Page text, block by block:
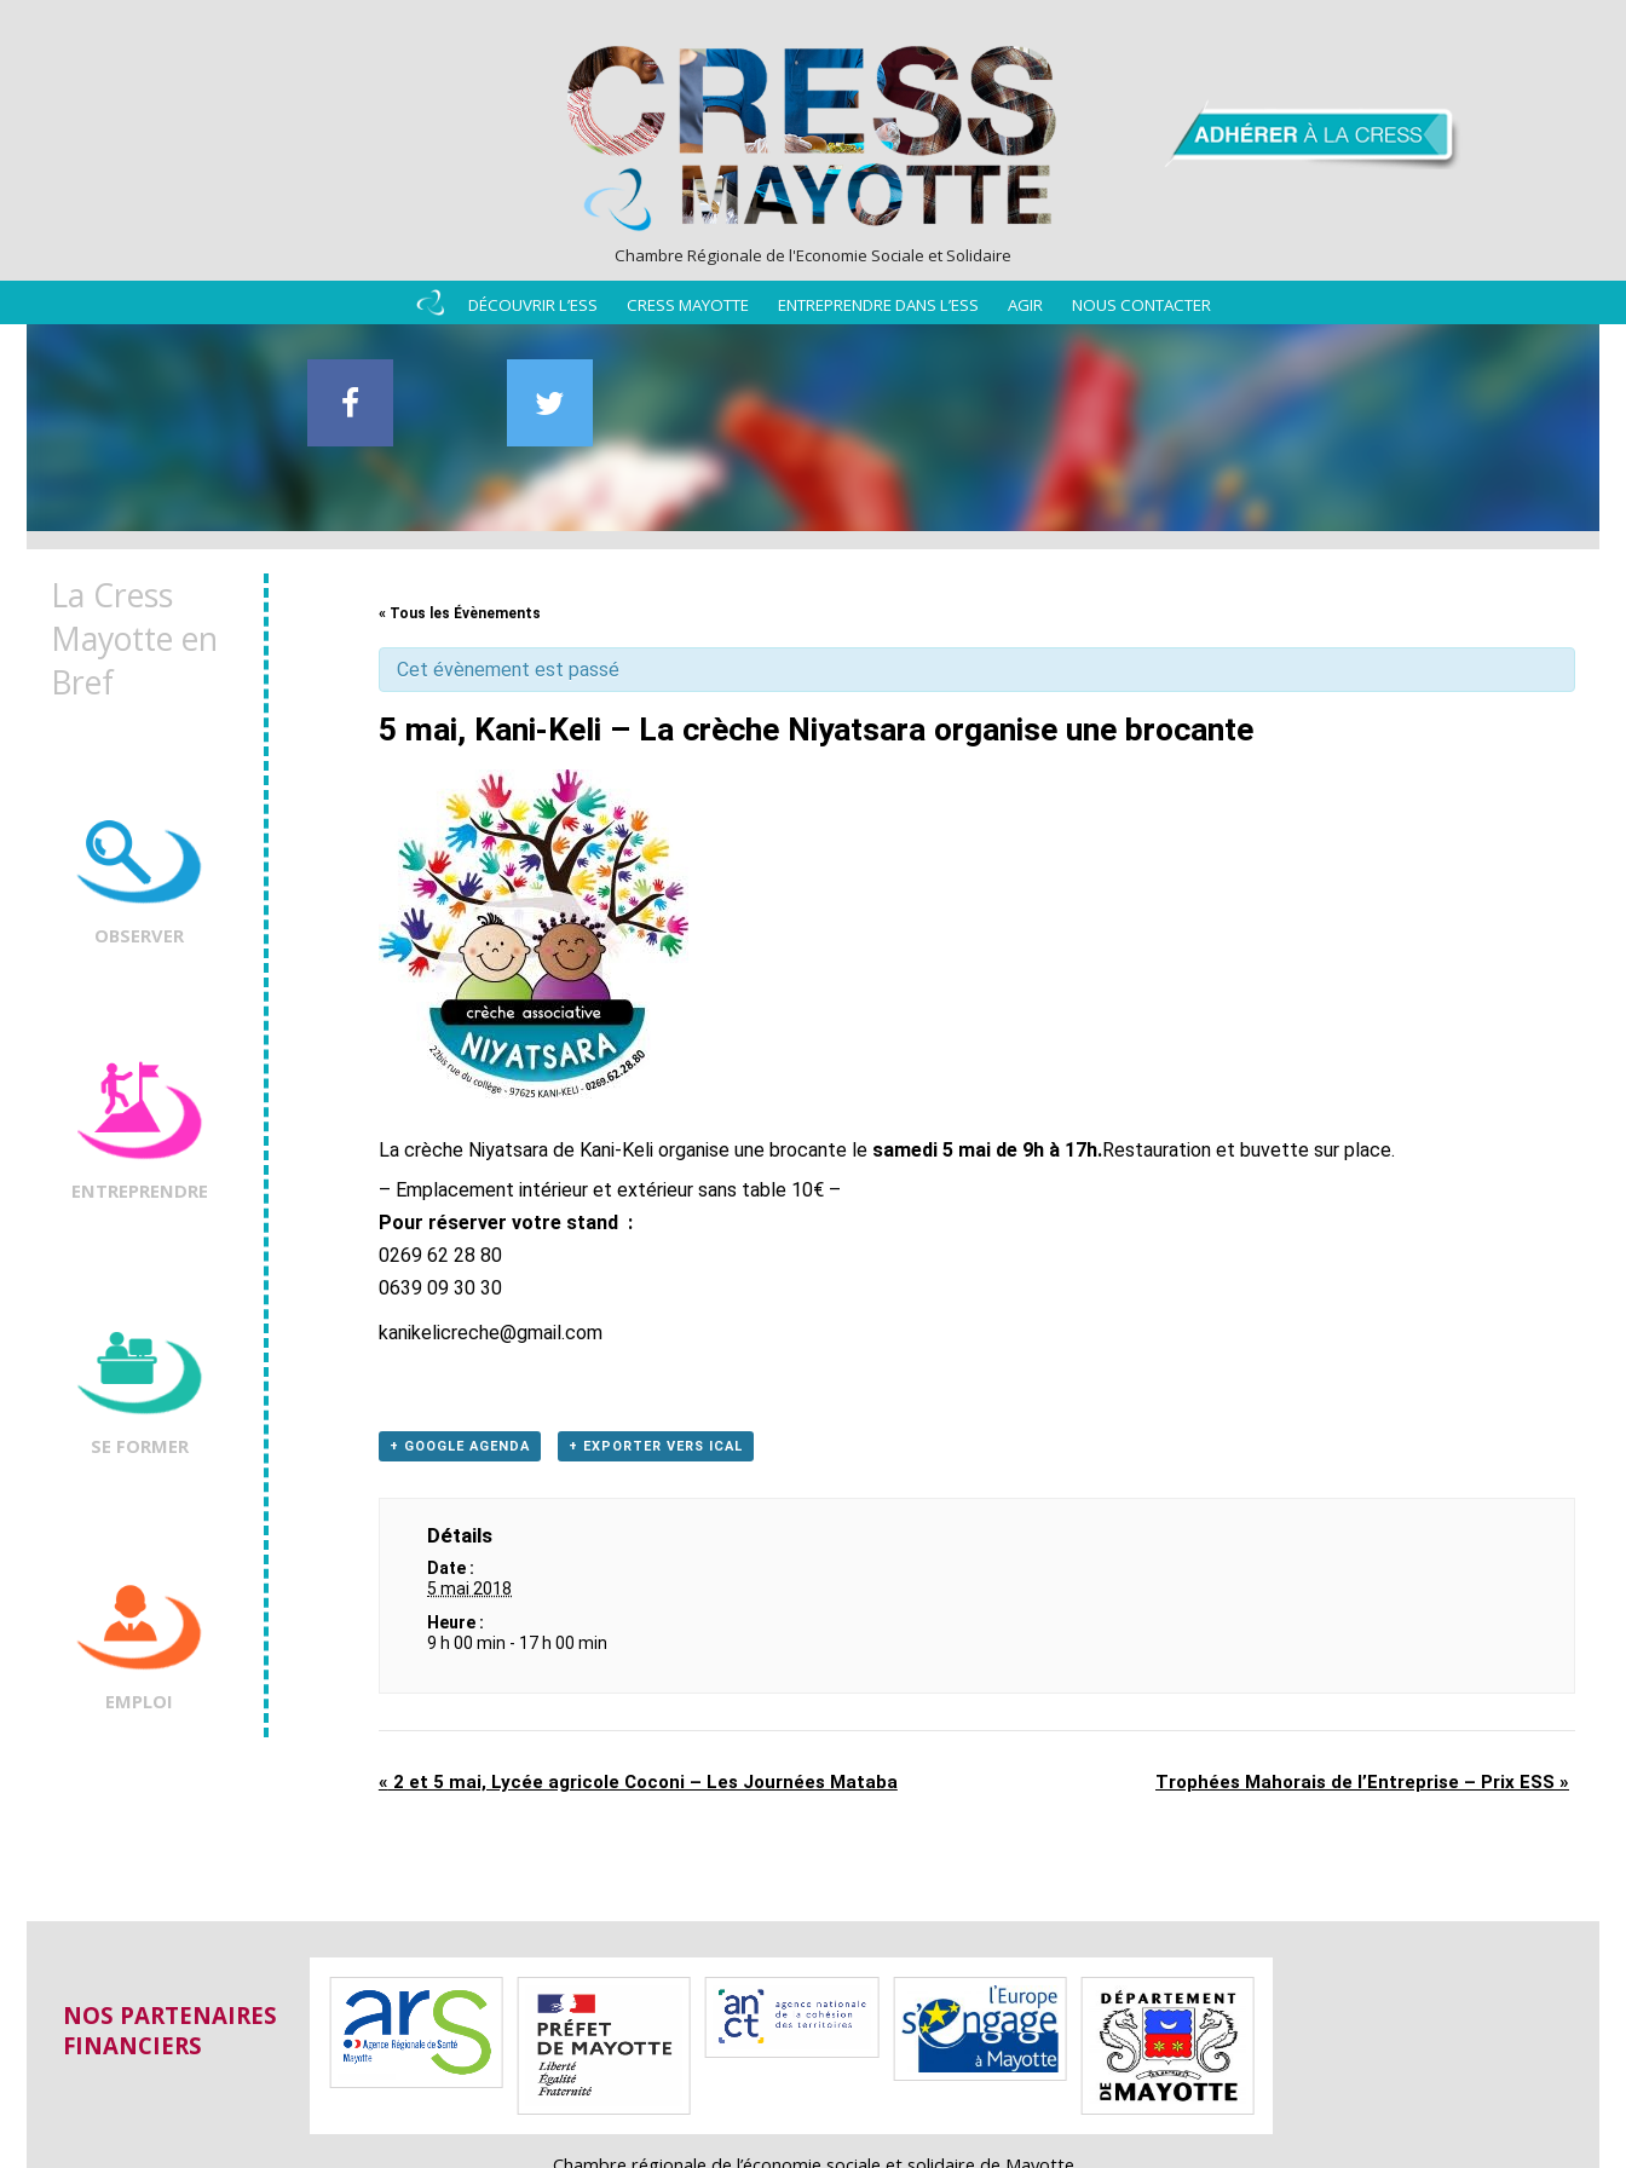
Chambre Régionale de l'Economie Sociale et Solidaire
DÉCOUVRIR L’ESS CRESS MAYOTTE ENTREPRENDRE DANS L’ESS AGIR NOUS CONTACTER
La Cress
Mayotte en
Bref
OBSERVER
ENTREPRENDRE
SE FORMER
EMPLOI
« Tous les Évènements
Cet évènement est passé
5 mai, Kani-Keli – La crèche Niyatsara organise une brocante
La crèche Niyatsara de Kani-Keli organise une brocante le samedi 5 mai de 9h à 17h.Restauration et buvette sur place.
– Emplacement intérieur et extérieur sans table 10€ –
Pour réserver votre stand :
0269 62 28 80
0639 09 30 30
kanikelicreche@gmail.com
+ GOOGLE AGENDA + EXPORTER VERS ICAL
Détails
Date :
5 mai 2018
Heure :
9 h 00 min - 17 h 00 min
« 2 et 5 mai, Lycée agricole Coconi – Les Journées Mataba Trophées Mahorais de l’Entreprise – Prix ESS »
NOS PARTENAIRES
FINANCIERS